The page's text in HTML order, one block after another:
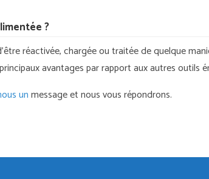
?
réactivée, chargée ou traitée de quelque
avantages par rapport aux autres outils
unmessage et nous vous répondrons.